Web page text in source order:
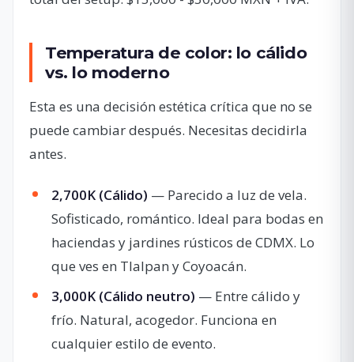
Temperatura de color: lo cálido
vs. lo moderno
Esta es una decisión estética crítica que no se
puede cambiar después. Necesitas decidirla
antes.
2,700K (Cálido) — Parecido a luz de vela.
Sofisticado, romántico. Ideal para bodas en
haciendas y jardines rústicos de CDMX. Lo
que ves en Tlalpan y Coyoacán.
3,000K (Cálido neutro) — Entre cálido y
frío. Natural, acogedor. Funciona en
cualquier estilo de evento.